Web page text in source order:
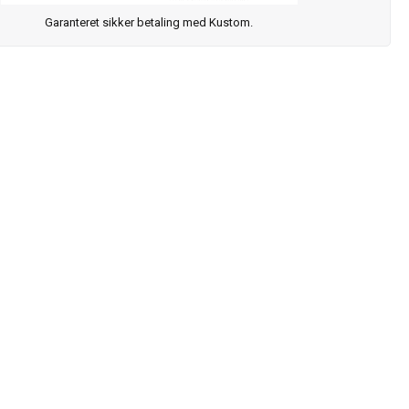
Garanteret sikker betaling med Kustom.